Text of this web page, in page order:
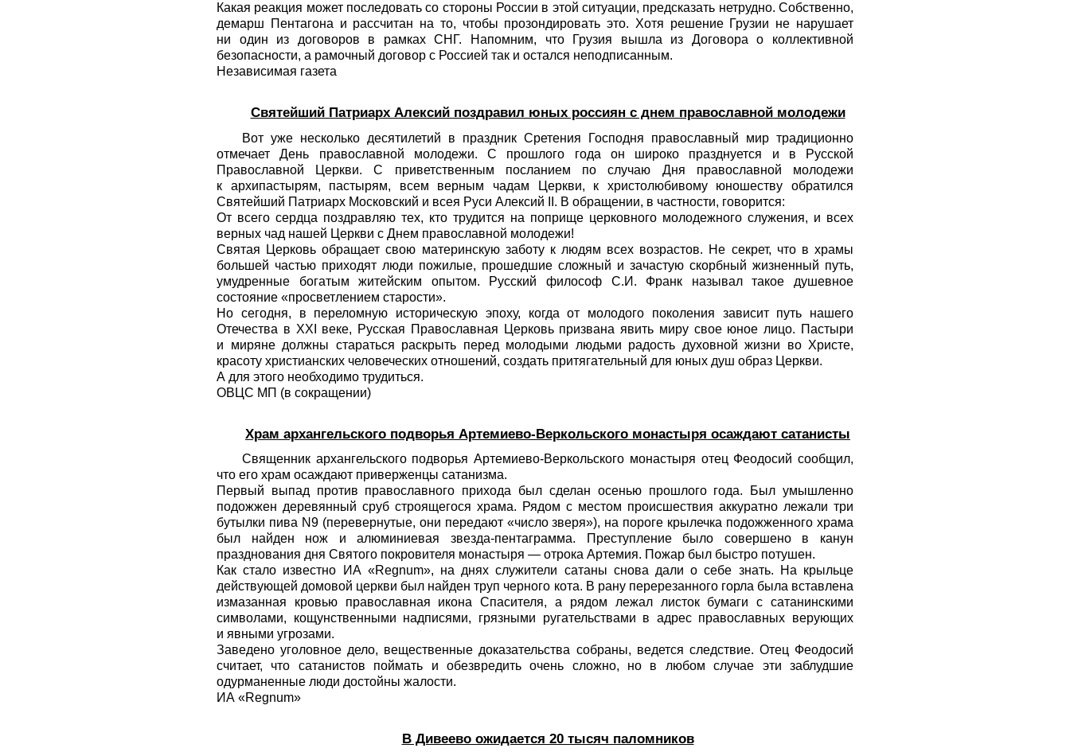
Какая реакция может последовать со стороны России в этой ситуации, предсказать нетрудно. Собственно,
демарш Пентагона и рассчитан на то, чтобы прозондировать это. Хотя решение Грузии не нарушает
ни один из договоров в рамках СНГ. Напомним, что Грузия вышла из Договора о коллективной
безопасности, а рамочный договор с Россией так и остался неподписанным.
Независимая газета
Святейший Патриарх Алексий поздравил юных россиян с днем православной молодежи
Вот уже несколько десятилетий в праздник Сретения Господня православный мир традиционно
отмечает День православной молодежи. С прошлого года он широко празднуется и в Русской
Православной Церкви. С приветственным посланием по случаю Дня православной молодежи
к архипастырям, пастырям, всем верным чадам Церкви, к христолюбивому юношеству обратился
Святейший Патриарх Московский и всея Руси Алексий II. В обращении, в частности, говорится:
От всего сердца поздравляю тех, кто трудится на поприще церковного молодежного служения, и всех
верных чад нашей Церкви с Днем православной молодежи!
Святая Церковь обращает свою материнскую заботу к людям всех возрастов. Не секрет, что в храмы
большей частью приходят люди пожилые, прошедшие сложный и зачастую скорбный жизненный путь,
умудренные богатым житейским опытом. Русский философ С.И. Франк называл такое душевное
состояние «просветлением старости».
Но сегодня, в переломную историческую эпоху, когда от молодого поколения зависит путь нашего
Отечества в XXI веке, Русская Православная Церковь призвана явить миру свое юное лицо. Пастыри
и миряне должны стараться раскрыть перед молодыми людьми радость духовной жизни во Христе,
красоту христианских человеческих отношений, создать притягательный для юных душ образ Церкви.
А для этого необходимо трудиться.
ОВЦС МП (в сокращении)
Храм архангельского подворья Артемиево-Веркольского монастыря осаждают сатанисты
Священник архангельского подворья Артемиево-Веркольского монастыря отец Феодосий сообщил,
что его храм осаждают приверженцы сатанизма.
Первый выпад против православного прихода был сделан осенью прошлого года. Был умышленно
подожжен деревянный сруб строящегося храма. Рядом с местом происшествия аккуратно лежали три
бутылки пива N9 (перевернутые, они передают «число зверя»), на пороге крылечка подожженного храма
был найден нож и алюминиевая звезда-пентаграмма. Преступление было совершено в канун
празднования дня Святого покровителя монастыря — отрока Артемия. Пожар был быстро потушен.
Как стало известно
ИА «Regnum», на днях служители сатаны снова дали о себе знать. На крыльце
действующей домовой церкви был найден труп черного кота. В рану перерезанного горла была вставлена
измазанная кровью православная икона Спасителя, а рядом лежал листок бумаги с сатанинскими
символами, кощунственными надписями, грязными ругательствами в адрес православных верующих
и явными угрозами.
Заведено уголовное дело, вещественные доказательства собраны, ведется следствие. Отец Феодосий
считает, что сатанистов поймать и обезвредить очень сложно, но в любом случае эти заблудшие
одурманенные люди достойны жалости.
ИА «Regnum»
В Дивеево ожидается 20 тысяч паломников